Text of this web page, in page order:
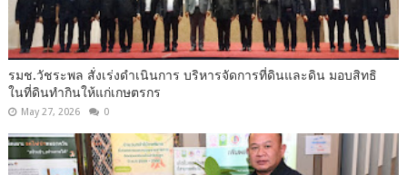
รมช.วัชระพล สั่งเร่งดำเนินการ บริหารจัดการที่ดินและดิน มอบสิทธิ
ในที่ดินทำกินให้แก่เกษตรกร
May 27, 2026 0